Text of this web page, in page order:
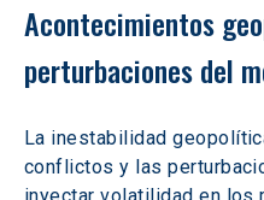
Acontecimientos
perturbaciones del
La inestabilidad
conflictos y las